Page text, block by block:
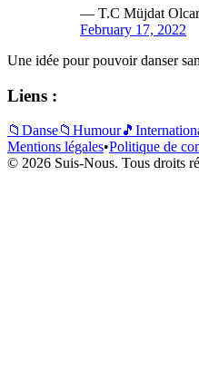
— T.C Müjdat
February 17, 2022
Une idée pour pouvoir danser
Liens :
📁 Danse📁 Humour🎵
Mentions légales•Politique de
© 2026 Suis-Nous. Tous droits